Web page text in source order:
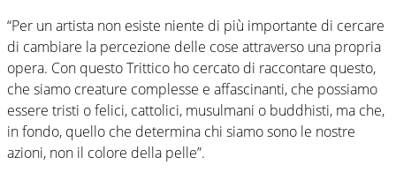
“Per un artista non esiste niente di più importante di cercare
di cambiare la percezione delle cose attraverso una propria
opera. Con questo Trittico ho cercato di raccontare questo,
che siamo creature complesse e affascinanti, che possiamo
essere tristi o felici, cattolici, musulmani o buddhisti, ma che,
in fondo, quello che determina chi siamo sono le nostre
azioni, non il colore della pelle”.